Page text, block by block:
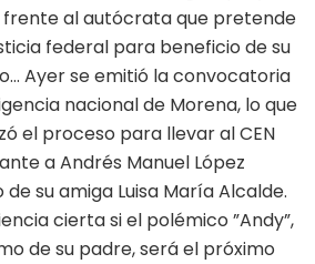
al autócrata que pretende
federal para beneficio de su
Ayer se emitió la convocatoria
nacional de Morena, lo que
el proceso para llevar al CEN
a Andrés Manuel López
su amiga Luisa María Alcalde.
cierta si el polémico ”Andy”,
de su padre, será el próximo